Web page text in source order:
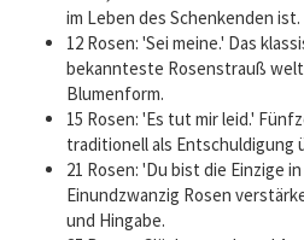
im Leben des Schenkenden ist.
12 Rosen: 'Sei meine.' Das
bekannteste Rosenstrauß
Blumenform.
15 Rosen: 'Es tut mir leid.'
traditionell als Entschuldigung
21 Rosen: 'Du bist die Einzige
Einundzwanzig Rosen
und Hingabe.